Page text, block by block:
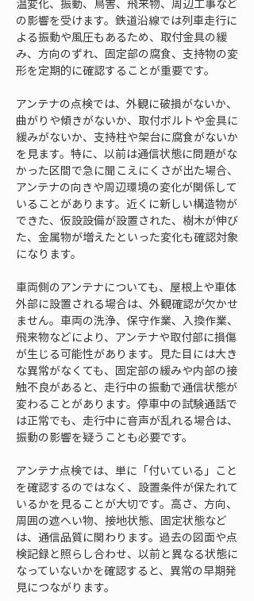
温変化、振動、鳥害、飛来物、周辺工事など
の影響を受けます。鉄道沿線では列車走行に
よる振動や風圧もあるため、取付金具の緩
み、方向のずれ、固定部の腐食、支持物の変
形を定期的に確認することが重要です。
アンテナの点検では、外観に破損がないか、
曲がりや傾きがないか、取付ボルトや金具に
緩みがないか、支持柱や架台に腐食がないか
を見ます。特に、以前は通信状態に問題がな
かった区間で急に聞こえにくさが出た場合、
アンテナの向きや周辺環境の変化が関係して
いることがあります。近くに新しい構造物が
できた、仮設設備が設置された、樹木が伸び
た、金属物が増えたといった変化も確認対象
になります。
車両側のアンテナについても、屋根上や車体
外部に設置される場合は、外観確認が欠かせ
ません。車両の洗浄、保守作業、入換作業、
飛来物などにより、アンテナや取付部に損傷
が生じる可能性があります。見た目には大き
な異常がなくても、固定部の緩みや内部の接
触不良があると、走行中の振動で通信状態が
変わることがあります。停車中の試験通話で
は正常でも、走行中に音声が乱れる場合は、
振動の影響を疑うことも必要です。
アンテナ点検では、単に「付いている」こと
を確認するのではなく、設置条件が保たれて
いるかを見ることが大切です。高さ、方向、
周囲の遮へい物、接地状態、固定状態など
は、通信品質に関わります。過去の図面や点
検記録と照らし合わせ、以前と異なる状態に
なっていないかを確認すると、異常の早期発
見につながります。